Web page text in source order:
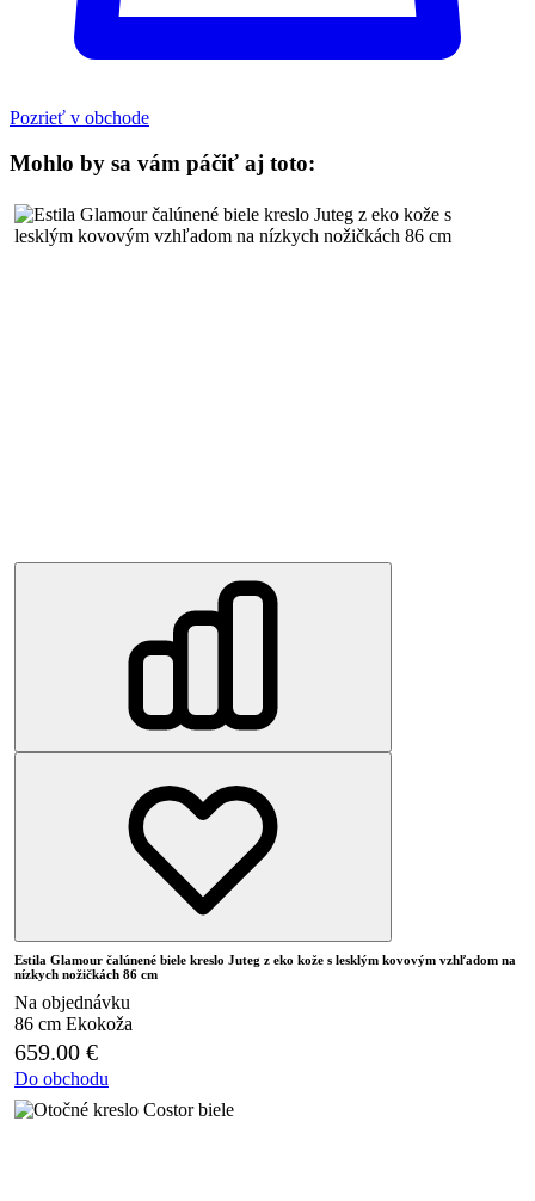
Pozrieť v obchode
Mohlo by sa vám páčiť aj toto:
Estila Glamour čalúnené biele kreslo Juteg z eko kože s lesklým kovovým vzhľadom na
nízkych nožičkách 86 cm
Na objednávku
86 cm Ekokoža
659.00 €
Do obchodu